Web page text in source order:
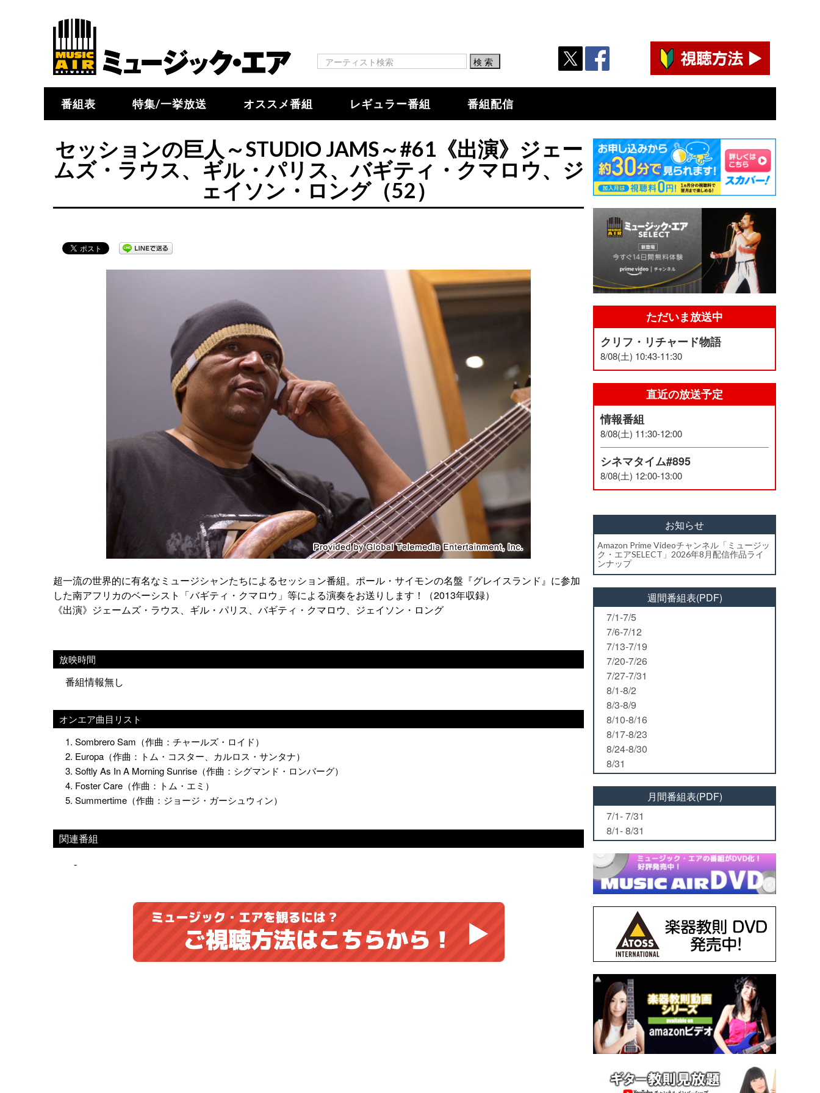
番組表 特集/一挙放送 オススメ番組 レギュラー番組 番組配信
セッションの巨人～STUDIO JAMS～#61《出演》ジェー
ムズ・ラウス、ギル・パリス、バギティ・クマロウ、ジ
ェイソン・ロング（52）
超一流の世界的に有名なミュージシャンたちによるセッション番組。ポール・サイモンの名盤『グレイスランド』に参加
した南アフリカのベーシスト「バギティ・クマロウ」等による演奏をお送りします！（2013年収録）
《出演》ジェームズ・ラウス、ギル・パリス、バギティ・クマロウ、ジェイソン・ロング
放映時間
番組情報無し
オンエア曲目リスト
1. Sombrero Sam（作曲：チャールズ・ロイド）
2. Europa（作曲：トム・コスター、カルロス・サンタナ）
3. Softly As In A Morning Sunrise（作曲：シグマンド・ロンバーグ）
4. Foster Care（作曲：トム・エミ）
5. Summertime（作曲：ジョージ・ガーシュウィン）
関連番組
-
ただいま放送中
クリフ・リチャード物語
8/08(土) 10:43-11:30
直近の放送予定
情報番組
8/08(土) 11:30-12:00
シネマタイム#895
8/08(土) 12:00-13:00
お知らせ
Amazon Prime Videoチャンネル「ミュージッ
ク・エアSELECT」2026年8月配信作品ライ
ンナップ
週間番組表(PDF)
7/1-7/5
7/6-7/12
7/13-7/19
7/20-7/26
7/27-7/31
8/1-8/2
8/3-8/9
8/10-8/16
8/17-8/23
8/24-8/30
8/31
月間番組表(PDF)
7/1- 7/31
8/1- 8/31